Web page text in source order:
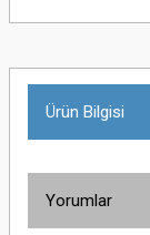
Ürün Bilgisi
Yorumlar